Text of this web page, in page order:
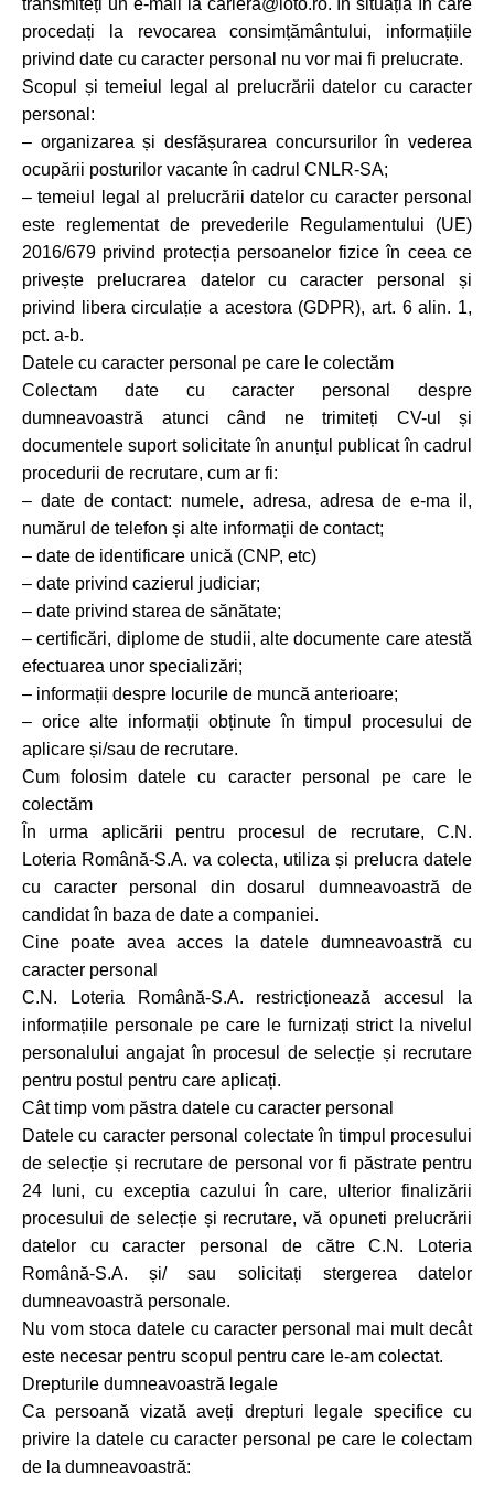
transmiteți un e-mail la cariera@loto.ro. În situația în care
procedați la revocarea consimțământului, informațiile
privind date cu caracter personal nu vor mai fi prelucrate.
Scopul și temeiul legal al prelucrării datelor cu caracter
personal:
– organizarea și desfășurarea concursurilor în vederea
ocupării posturilor vacante în cadrul CNLR-SA;
– temeiul legal al prelucrării datelor cu caracter personal
este reglementat de prevederile Regulamentului (UE)
2016/679 privind protecția persoanelor fizice în ceea ce
privește prelucrarea datelor cu caracter personal și
privind libera circulație a acestora (GDPR), art. 6 alin. 1,
pct. a-b.
Datele cu caracter personal pe care le colectăm
Colectam date cu caracter personal despre
dumneavoastră atunci când ne trimiteți CV-ul și
documentele suport solicitate în anunțul publicat în cadrul
procedurii de recrutare, cum ar fi:
– date de contact: numele, adresa, adresa de e-ma il,
numărul de telefon și alte informații de contact;
– date de identificare unică (CNP, etc)
– date privind cazierul judiciar;
– date privind starea de sănătate;
– certificări, diplome de studii, alte documente care atestă
efectuarea unor specializări;
– informații despre locurile de muncă anterioare;
– orice alte informații obținute în timpul procesului de
aplicare și/sau de recrutare.
Cum folosim datele cu caracter personal pe care le
colectăm
În urma aplicării pentru procesul de recrutare, C.N.
Loteria Română-S.A. va colecta, utiliza și prelucra datele
cu caracter personal din dosarul dumneavoastră de
candidat în baza de date a companiei.
Cine poate avea acces la datele dumneavoastră cu
caracter personal
C.N. Loteria Română-S.A. restricționează accesul la
informațiile personale pe care le furnizați strict la nivelul
personalului angajat în procesul de selecție și recrutare
pentru postul pentru care aplicați.
Cât timp vom păstra datele cu caracter personal
Datele cu caracter personal colectate în timpul procesului
de selecție și recrutare de personal vor fi păstrate pentru
24 luni, cu exceptia cazului în care, ulterior finalizării
procesului de selecție și recrutare, vă opuneti prelucrării
datelor cu caracter personal de către C.N. Loteria
Română-S.A. și/ sau solicitați stergerea datelor
dumneavoastră personale.
Nu vom stoca datele cu caracter personal mai mult decât
este necesar pentru scopul pentru care le-am colectat.
Drepturile dumneavoastră legale
Ca persoană vizată aveți drepturi legale specifice cu
privire la datele cu caracter personal pe care le colectam
de la dumneavoastră: